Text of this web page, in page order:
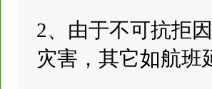
2、由于不可抗拒
灾害，其它如航班